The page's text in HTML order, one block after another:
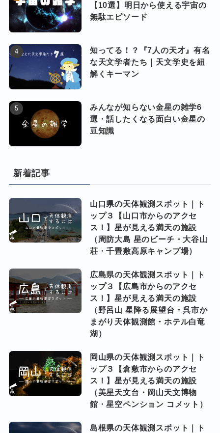
【10選】明日から使える宇宙の
無駄エピソード
知ってる！？『7人の天才』有名
な天文学者たち｜天文学史を紐
解くキーマン
みんなが知らない金星の雑学6
選・話したくなる面白い金星の
豆知識
新着記事
山口県の天体観測スポット｜ト
ップ３【山口市からのアクセ
ス！】星が見える満天の施設
（周防大島 星のビーチ・大谷山
荘・千畳敷高原キャンプ場）
広島県の天体観測スポット｜ト
ップ３【広島市からのアクセ
ス！】星が見える満天の施設
（野呂山 星降る展望台・呉市か
まがり天体観測館・ホテル白竜
湖）
岡山県の天体観測スポット｜ト
ップ３【倉敷市からのアクセ
ス！】星が見える満天の施設
（美星天文台・岡山天文博物
館・星空ペンション コメット）
島根県の天体観測スポット｜ト